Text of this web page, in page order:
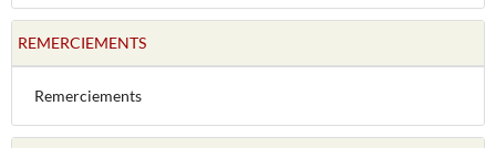
REMERCIEMENTS
Remerciements